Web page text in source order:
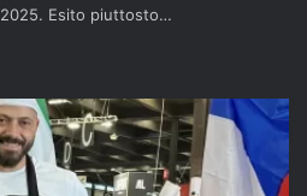
Esito piuttosto…